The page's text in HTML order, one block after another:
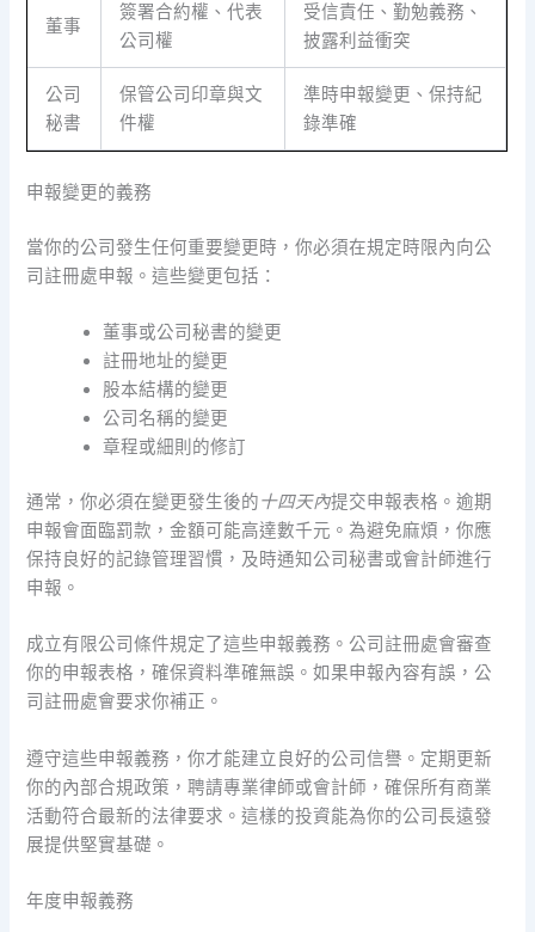
董事
簽署合約權、代表
公司權
受信責任、勤勉義務、
披露利益衝突
公司
秘書
保管公司印章與文
件權
準時申報變更、保持紀
錄準確
申報變更的義務
當你的公司發生任何重要變更時，你必須在規定時限內向公
司註冊處申報。這些變更包括：
董事或公司秘書的變更
註冊地址的變更
股本結構的變更
公司名稱的變更
章程或細則的修訂
通常，你必須在變更發生後的十四天內提交申報表格。逾期
申報會面臨罰款，金額可能高達數千元。為避免麻煩，你應
保持良好的記錄管理習慣，及時通知公司秘書或會計師進行
申報。
成立有限公司條件規定了這些申報義務。公司註冊處會審查
你的申報表格，確保資料準確無誤。如果申報內容有誤，公
司註冊處會要求你補正。
遵守這些申報義務，你才能建立良好的公司信譽。定期更新
你的內部合規政策，聘請專業律師或會計師，確保所有商業
活動符合最新的法律要求。這樣的投資能為你的公司長遠發
展提供堅實基礎。
年度申報義務